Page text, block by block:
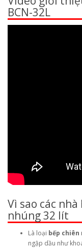
BCN-32L
Vì sao các
nhúng 32 lít
Là loại bếp chiên
ngập dầu như